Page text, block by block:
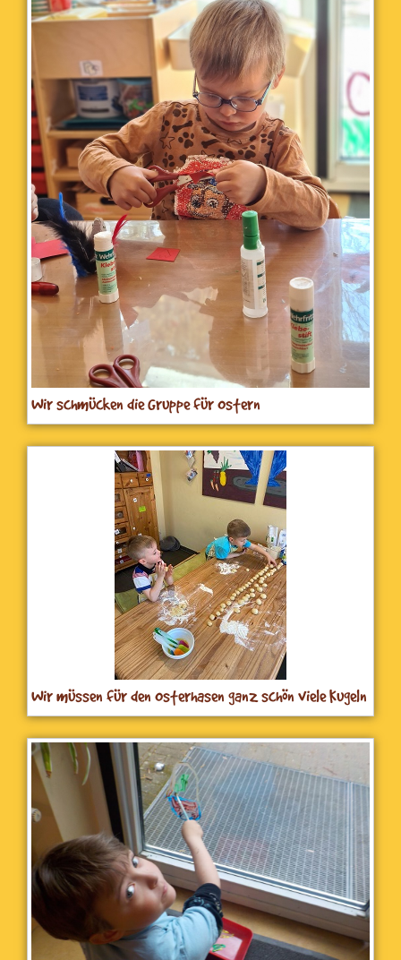
Wir schmücken die Gruppe für Ostern
Wir müssen für den Osterhasen ganz schön viele Kugeln
rollen